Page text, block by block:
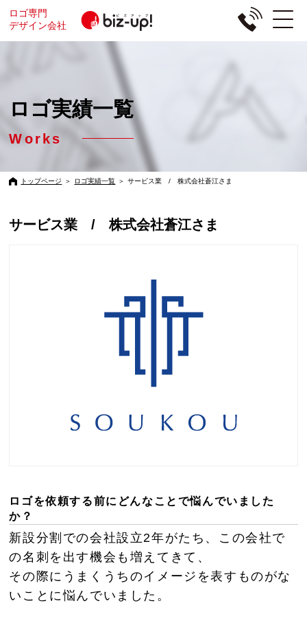
ロゴ専門
デザイン会社
ロゴ実績一覧
Works
トップページ ＞ ロゴ実績一覧 ＞ サービス業 / 株式会社蒼江さま
サービス業 / 株式会社蒼江さま
ロゴを依頼する前にどんなことで悩んでいました
か？
新設分割での会社設立2年がたち、この会社で
の名刺を出す機会も増えてきて、
その際にうまくうちのイメージを表すものがな
いことに悩んでいました。